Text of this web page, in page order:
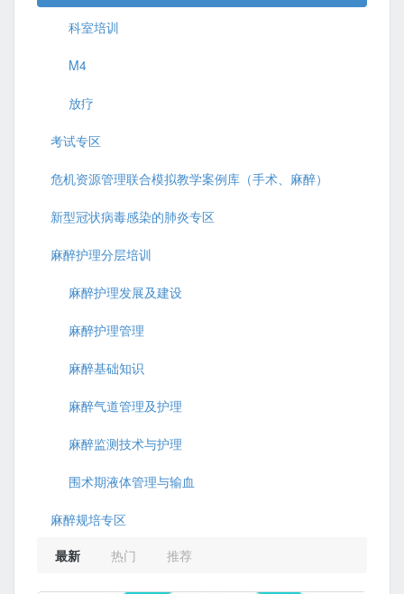
科室培训
M4
放疗
考试专区
危机资源管理联合模拟教学案例库（手术、麻醉）
新型冠状病毒感染的肺炎专区
麻醉护理分层培训
麻醉护理发展及建设
麻醉护理管理
麻醉基础知识
麻醉气道管理及护理
麻醉监测技术与护理
围术期液体管理与输血
麻醉规培专区
最新
热门 推荐